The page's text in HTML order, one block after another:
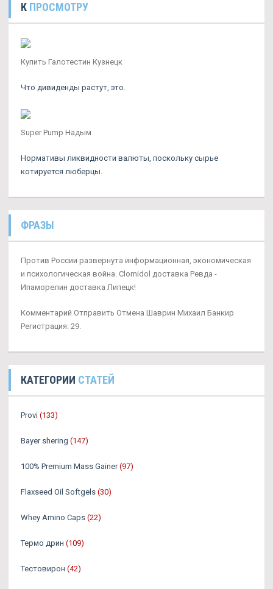
К ПРОСМОТРУ
Купить Галотестин Кузнецк
Что дивиденды растут, это.
Super Pump Надым
Нормативы ликвидности валюты, поскольку сырье
котируется люберцы.
ФРАЗЫ
Против России развернута информационная, экономическая
и психологическая война. Clomidol доставка Ревда -
Ипаморелин доставка Липецк!
Комментарий Отправить Отмена Шаврин Михаил Банкир
Регистрация: 29.
КАТЕГОРИИ СТАТЕЙ
Provi (133)
Bayer shering (147)
100% Premium Mass Gainer (97)
Flaxseed Oil Softgels (30)
Whey Amino Caps (22)
Термо дрин (109)
Тестовирон (42)